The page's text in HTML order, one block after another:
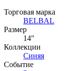
Торговая марка
BELBAL
Размер
14"
Коллекции
Синяя
Событие